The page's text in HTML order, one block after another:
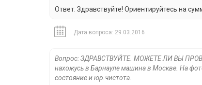
Ответ: Здравствуйте! Ориентируйтесь на
Дата вопроса: 29.03.2016
Вопрос: ЗДРАВСТВУЙТЕ. МОЖЕТЕ ЛИ ВЫ
нахожусь в Барнауле машина в Москве. На
состояние и юр.чистота.